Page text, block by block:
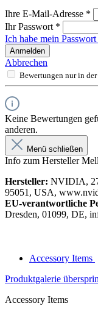
Ihre E-Mail-Adresse *
Ihr Passwort *
Ich habe mein Passwort
Anmelden
Abbrechen
Bewertungen nur in
Keine Bewertungen
anderen.
Menü schließen
Info zum Hersteller
Hersteller: NVIDIA,
95051, USA,
EU-verantwortliche
Dresden, 01099, DE,
Accessory Items
Produktgalerie
Accessory Items